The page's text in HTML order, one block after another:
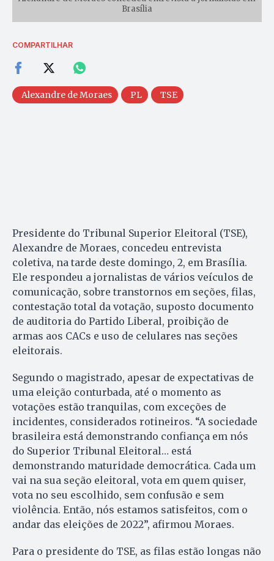
Brasília
COMPARTILHAR
Alexandre de Moraes PL TSE
Presidente do Tribunal Superior Eleitoral (TSE),
Alexandre de Moraes, concedeu entrevista
coletiva, na tarde deste domingo, 2, em Brasília.
Ele respondeu a jornalistas de vários veículos de
comunicação, sobre transtornos em seções, filas,
contestação total da votação, suposto documento
de auditoria do Partido Liberal, proibição de
armas aos CACs e uso de celulares nas seções
eleitorais.
Segundo o magistrado, apesar de expectativas de
uma eleição conturbada, até o momento as
votações estão tranquilas, com exceções de
incidentes, considerados rotineiros. “A sociedade
brasileira está demonstrando confiança em nós
do Superior Tribunal Eleitoral… está
demonstrando maturidade democrática. Cada um
vai na sua seção eleitoral, vota em quem quiser,
vota no seu escolhido, sem confusão e sem
violência. Então, nós estamos satisfeitos, com o
andar das eleições de 2022”, afirmou Moraes.
Para o presidente do TSE, as filas estão longas não